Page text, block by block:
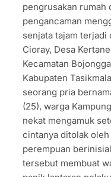
pengrusakan rumah
pengancaman
senjata tajam terjadi
Cioray, Desa
Kecamatan
Kabupaten
seorang pria
(25), warga
nekat mengamuk
cintanya ditolak
perempuan
tersebut membuat